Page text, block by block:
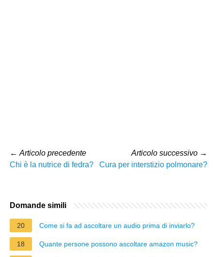
← Articolo precedente
Chi è la nutrice di fedra?
Articolo successivo →
Cura per interstizio polmonare?
Domande simili
20 Come si fa ad ascoltare un audio prima di inviarlo?
18 Quante persone possono ascoltare amazon music?